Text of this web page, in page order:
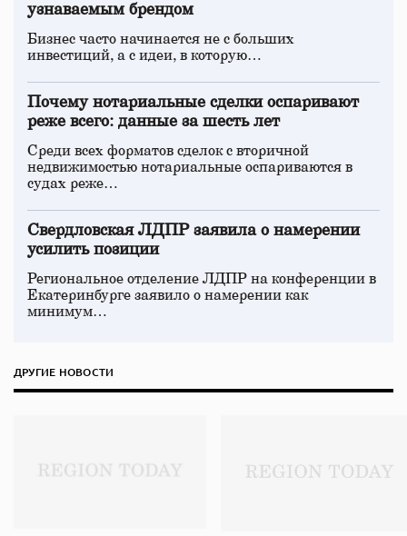
узнаваемым брендом
Бизнес часто начинается не с больших
инвестиций, а с идеи, в которую…
Почему нотариальные сделки оспаривают
реже всего: данные за шесть лет
Среди всех форматов сделок с вторичной
недвижимостью нотариальные оспариваются в
судах реже…
Свердловская ЛДПР заявила о намерении
усилить позиции
Региональное отделение ЛДПР на конференции в
Екатеринбурге заявило о намерении как
минимум…
ДРУГИЕ НОВОСТИ